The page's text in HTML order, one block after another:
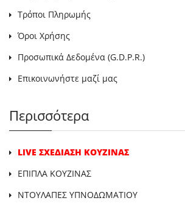
Τρόποι Πληρωμής
Όροι Χρήσης
Προσωπικά Δεδομένα (G.D.P.R.)
Επικοινωνήστε μαζί μας
Περισσότερα
LIVE ΣΧΕΔΙΑΣΗ ΚΟΥΖΙΝΑΣ
ΕΠΙΠΛΑ ΚΟΥΖΙΝΑΣ
ΝΤΟΥΛΑΠΕΣ ΥΠΝΟΔΩΜΑΤΙΟΥ